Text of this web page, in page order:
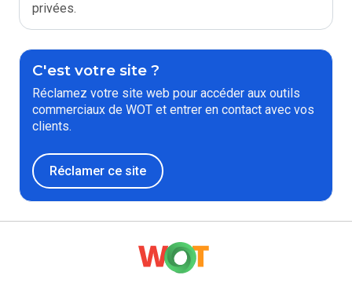
privées.
C'est votre site ?
Réclamez votre site web pour accéder aux outils
commerciaux de WOT et entrer en contact avec vos
clients.
Réclamer ce site